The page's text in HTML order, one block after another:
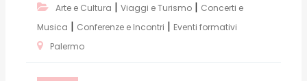
Arte e Cultura | Viaggi e Turismo | Concerti e
Musica | Conferenze e Incontri | Eventi formativi
Palermo